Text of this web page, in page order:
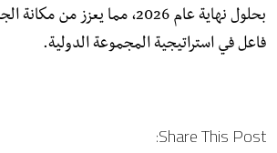
بحلول نهاية عام 2026، مما يعزز
فاعل في استراتيجية المجموعة الدولية.
Share This Post: